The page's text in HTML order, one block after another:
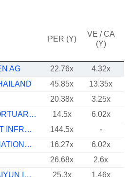
PER (Y)
VE / CA
(Y)
AG 22.76x 4.32x
45.85x 13.35x
20.38x 3.25x
GRUPO AEROPORTUARIO DEL CENTRO NORTE, S.A.B. DE C.V.
14.5x
6.02x
HAINAN AIRPORT INFRASTRUCTURE CO., LTD
144.5x
-
ATHENS INTERNATIONAL AIRPORT AE
16.27x
6.02x
26.68x 2.6x
GUANGZHOU BAIYUN INTERNATIONAL AIRPORT COMPANY LIMITED
25.3x
1.46x